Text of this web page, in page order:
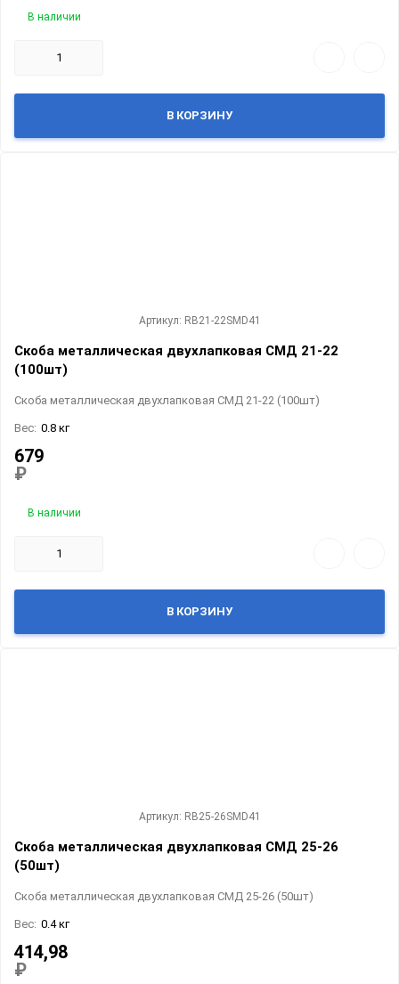
В наличии
В КОРЗИНУ
Артикул: RB21-22SMD41
Скоба металлическая двухлапковая СМД 21-22
(100шт)
Скоба металлическая двухлапковая СМД 21-22 (100шт)
Вес: 0.8 кг
679
₽
В наличии
В КОРЗИНУ
Артикул: RB25-26SMD41
Скоба металлическая двухлапковая СМД 25-26
(50шт)
Скоба металлическая двухлапковая СМД 25-26 (50шт)
Вес: 0.4 кг
414,98
₽